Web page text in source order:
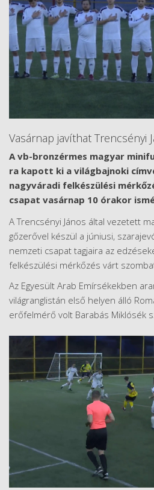
Vasárnap javíthat Trencsényi
A vb-bronzérmes magyar
ra kapott ki a világbajnoki
nagyváradi felkészülési
csapat vasárnap 10 órakor
A Trencsényi János által vezetett
gőzerővel készül a júniusi,
nemzeti csapat tagjaira az
felkészülési mérkőzés várt
Az Egyesült Arab Emírsékekben
világranglistán első helyen álló
erőfelmérő volt Barabás Miklósék